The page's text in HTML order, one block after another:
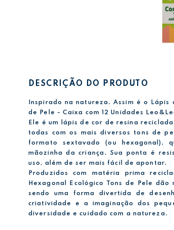
DESCRIÇÃO DO PRODUTO
Inspirado na natureza. Assim é o Lápis
de Pele - Caixa com 12 Unidades
Ele é um lápis de cor de resina
todas com os mais diversos tons de
formato sextavado (ou hexagonal),
mãozinha da criança. Sua ponta é
uso, além de ser mais fácil de apontar.
Produzidos com matéria prima
Hexagonal Ecológico Tons de Pele dão
sendo uma forma divertida de
criatividade e a imaginação dos
diversidade e cuidado com a natureza.